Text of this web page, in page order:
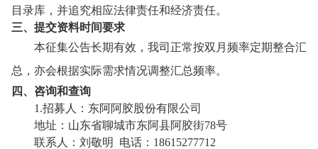
目录库，并追究相应法律责任和经济责任。
三、提交资料时间要求
本征集公告长期有效，我司正常按双月频率定期整合汇
总，亦会根据实际需求情况调整汇总频率。
四、咨询和查询
1.招募人：东阿阿胶股份有限公司
地址：山东省聊城市东阿县阿胶街78号
联系人：刘敬明 电话：18615277712